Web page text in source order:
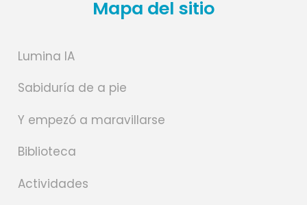
Mapa del sitio
Lumina IA
Sabiduría de a pie
Y empezó a maravillarse
Biblioteca
Actividades